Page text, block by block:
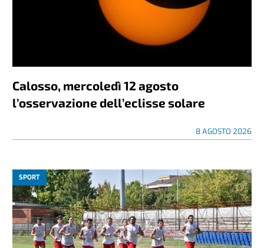
Calosso, mercoledì 12 agosto
l’osservazione dell’eclisse solare
8 AGOSTO 2026
SPORT